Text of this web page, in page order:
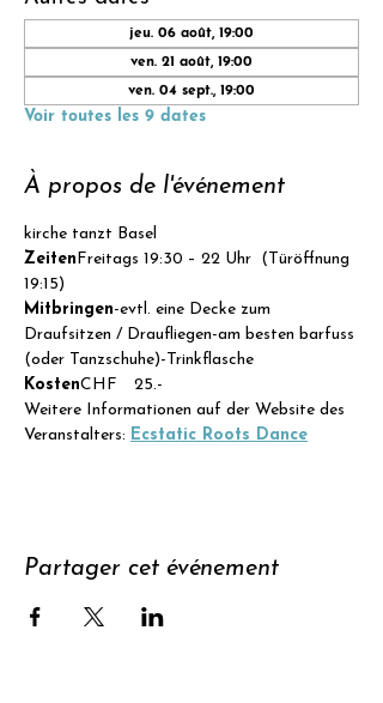
jeu. 06 août, 19:00
ven. 21 août, 19:00
ven. 04 sept., 19:00
Voir toutes les 9 dates
À propos de l'événement
kirche tanzt Basel
ZeitenFreitags 19:30 – 22 Uhr  (Türöffnung
19:15)
Mitbringen-evtl. eine Decke zum
Draufsitzen / Draufliegen-am besten barfuss
(oder Tanzschuhe)-Trinkflasche
KostenCHF  25.-
Weitere Informationen auf der Website des
Veranstalters: Ecstatic Roots Dance
Partager cet événement